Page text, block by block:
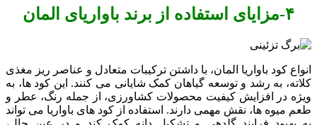
۴- مزایای استفاده از برند باواریای المان
انواع کود باواریا المان، با داشتن ترکیبات متعادل و عناصر ریز مغذی
کلاته، به رشد و توسعه گیاهان کمک شایانی می ‌کنند. این کود ها، به
ویژه در افزایش کیفیت محصولات کشاورزی، از جمله رنگ، عطر و
طعم میوه‌ ها، نقش مهمی دارند. استفاده از کود های باواریا می‌ تواند